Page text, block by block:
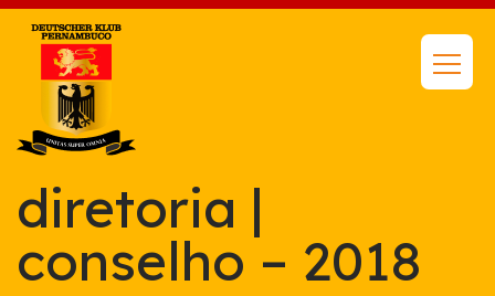
diretoria |
conselho – 2018